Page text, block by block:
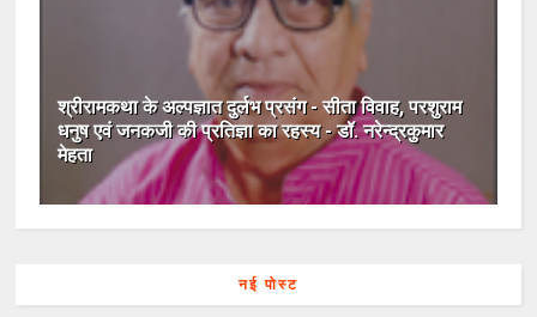
श्रीरामकथा के अल्पज्ञात दुर्लभ प्रसंग - सीता विवाह, परशुराम
धनुष एवं जनकजी की प्रतिज्ञा का रहस्य - डॉ. नरेन्द्रकुमार
मेहता
नई पोस्ट